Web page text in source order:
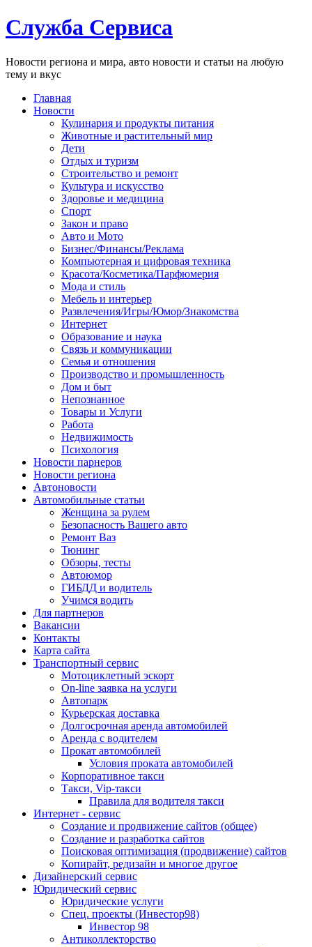
Служба Сервиса
Новости региона и мира, авто новости и статьи на любую
тему и вкус
Главная
Новости
Кулинария и продукты питания
Животные и растительный мир
Дети
Отдых и туризм
Строительство и ремонт
Культура и искусство
Здоровье и медицина
Спорт
Закон и право
Авто и Мото
Бизнес/Финансы/Реклама
Компьютерная и цифровая техника
Красота/Косметика/Парфюмерия
Мода и стиль
Мебель и интерьер
Развлечения/Игры/Юмор/Знакомства
Интернет
Образование и наука
Связь и коммуникации
Семья и отношения
Производство и промышленность
Дом и быт
Непознанное
Товары и Услуги
Работа
Недвижимость
Психология
Новости парнеров
Новости региона
Автоновости
Автомобильные статьи
Женщина за рулем
Безопасность Вашего авто
Ремонт Ваз
Тюнинг
Обзоры, тесты
Автоюмор
ГИБДД и водитель
Учимся водить
Для партнеров
Вакансии
Контакты
Карта сайта
Транспортный сервис
Мотоциклетный эскорт
On-line заявка на услуги
Автопарк
Курьерская доставка
Долгосрочная аренда автомобилей
Аренда с водителем
Прокат автомобилей
Условия проката автомобилей
Корпоративное такси
Такси, Vip-такси
Правила для водителя такси
Интернет - сервис
Создание и продвижение сайтов (общее)
Создание и разработка сайтов
Поисковая оптимизация (продвижение) сайтов
Копирайт, редизайн и многое другое
Дизайнерский сервис
Юридический сервис
Юридические услуги
Спец. проекты (Инвестор98)
Инвестор 98
Антиколлекторство